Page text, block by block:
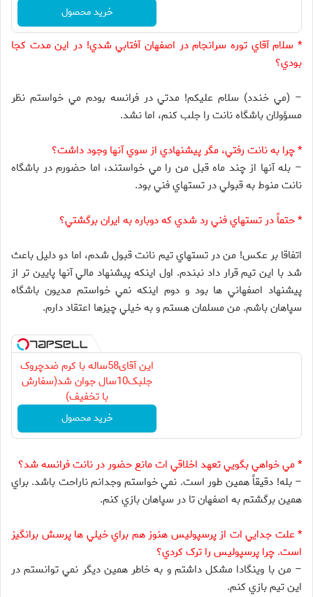
خرید محصول
* سلام آقاي توره سرانجام در اصفهان آفتابي شدي! در اين مدت کجا
بودي؟
– (مي خندد) سلام عليکم! مدتي در فرانسه بودم مي خواستم نظر
مسؤولان باشگاه نانت را جلب کنم، اما نشد.
* چرا به نانت رفتي، مگر پيشنهادي از سوي آنها وجود داشت؟
– بله آنها از چند ماه قبل من را مي خواستند، اما حضورم در باشگاه
نانت منوط به قبولي در تستهاي فني بود.
* حتماً در تستهاي فني رد شدي که دوباره به ايران برگشتي؟
اتفاقا بر عکس! من در تستهاي تيم نانت قبول شدم، اما دو دليل باعث
شد با اين تيم قرار داد نبندم. اول اينکه پيشنهاد مالي آنها پايين تر از
پيشنهاد اصفهاني ها بود و دوم اينکه نمي خواستم مديون باشگاه
سپاهان باشم. من مسلمان هستم و به خيلي چيزها اعتقاد دارم.
این آقای58ساله با کرم ضدچروک
جلبک10سال جوان شد(سفارش
با تخفیف)
خرید محصول
* مي خواهي بگويي تعهد اخلاقي ات مانع حضور در نانت فرانسه شد؟
– بله! دقيقاً همين طور است. نمي خواستم وجدانم ناراحت باشد. براي
همين برگشتم به اصفهان تا در سپاهان بازي کنم.
* علت جدايي ات از پرسپوليس هنوز هم براي خيلي ها پرسش برانگيز
است. چرا پرسپوليس را ترک کردي؟
– من با وينگادا مشکل داشتم و به خاطر همين ديگر نمي توانستم در
اين تيم بازي کنم.